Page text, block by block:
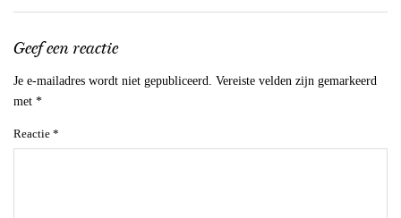
Geef een reactie
Je e-mailadres wordt niet gepubliceerd. Vereiste velden zijn gemarkeerd
met *
Reactie *